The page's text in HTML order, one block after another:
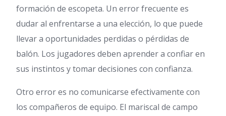
formación de escopeta. Un error frecuente es
dudar al enfrentarse a una elección, lo que puede
llevar a oportunidades perdidas o pérdidas de
balón. Los jugadores deben aprender a confiar en
sus instintos y tomar decisiones con confianza.
Otro error es no comunicarse efectivamente con
los compañeros de equipo. El mariscal de campo